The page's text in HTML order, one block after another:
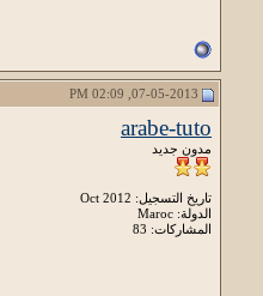
arabe-tuto
مدون جديد
تاريخ التسجيل: Oct 2012
الدولة: Maroc
المشاركات: 83